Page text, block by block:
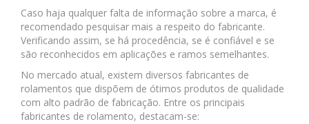
Caso haja qualquer falta de informação sobre a marca, é
recomendado pesquisar mais a respeito do fabricante.
Verificando assim, se há procedência, se é confiável e se
são reconhecidos em aplicações e ramos semelhantes.
No mercado atual, existem diversos fabricantes de
rolamentos que dispõem de ótimos produtos de qualidade
com alto padrão de fabricação. Entre os principais
fabricantes de rolamento, destacam-se: